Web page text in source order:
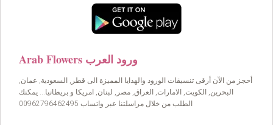
Arab Flowers ورود العرب
أحجز من الآن أرقى تنسيقات الورود والهدايا المميزة الى قطر, السعودية, عمان,
البحرين, الكويت, الامارات, العراق, مصر, لبنان, امريكا و بريطانيا… يمكنك
الطلب من خلال مراسلتنا عبر واتساب 00962796462495